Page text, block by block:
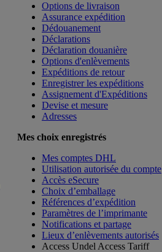
Options de livraison
Assurance expédition
Dédouanement
Déclarations
Déclaration douanière
Options d'enlèvements
Expéditions de retour
Enregistrer les expéditions
Assignement d'Expéditions
Devise et mesure
Adresses
Mes choix enregistrés
Mes comptes DHL
Utilisation autorisée du compte
Accès eSecure
Choix d’emballage
Références d’expédition
Paramètres de l’imprimante
Notifications et partage
Lieux d’enlèvements autorisés
Access Undel Access Tariff